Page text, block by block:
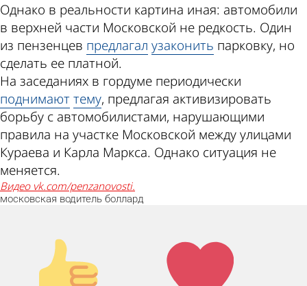
Однако в реальности картина иная: автомобили
в верхней части Московской не редкость. Один
из пензенцев предлагал узаконить парковку, но
сделать ее платной.
На заседаниях в гордуме периодически
поднимаюттему, предлагая активизировать
борьбу с автомобилистами, нарушающими
правила на участке Московской между улицами
Кураева и Карла Маркса. Однако ситуация не
меняется.
Видео vk.com/penzanovosti.
московская водитель боллард
Палец
вверх!
Лайк!